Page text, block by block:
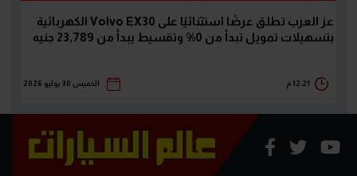
عز العرب تطلق عرضًا استثنائيًا على Volvo EX30 الكهربائية
بتسهيلات تمويل تبدأ من 0% وتقسيط يبدأ من 23,789 جنيه
12:21 م الخميس 30 يوليو 2026